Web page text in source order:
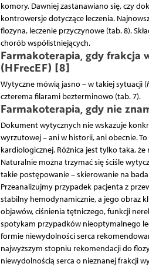
komory. Dawniej zastanawiano się, czy
kontrowersje dotyczące leczenia.
flozyna, leczenie przyczynowe (tab. 8).
chorób współistniejących.
Farmakoterapia, gdy frakcja
(HFrecEF) [8]
Wytyczne mówią jasno – w takiej sytuacji (
czterema filarami bezterminowo (tab. 7).
Farmakoterapia, gdy nie
Dokument wytycznych nie wskazuje
wyrzutowej – ani w historii, ani obecnie.
kardiologicznej. Różnica jest tylko taka,
Naturalnie można trzymać się ściśle
takie postępowanie – skierowanie na
Przeanalizujmy przypadek pacjenta z
stabilny hemodynamicznie, a jego obraz
objawów, ciśnienia tętniczego, funkcji
spotykam przypadków nieoptymalnego
formie niewydolności serca
najwyższym stopniu rekomendacji do
niewydolnością serca o nieznanej frakcji